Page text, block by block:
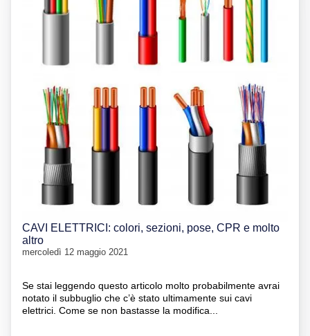
CAVI ELETTRICI: colori, sezioni, pose, CPR e molto
altro
mercoledì 12 maggio 2021
Se stai leggendo questo articolo molto probabilmente avrai
notato il subbuglio che c’è stato ultimamente sui cavi
elettrici. Come se non bastasse la modifica...